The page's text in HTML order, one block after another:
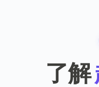
了解